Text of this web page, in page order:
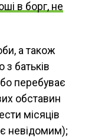
в борг, не
а також
батьків
перебуває
обставин
місяців
є невідомим);